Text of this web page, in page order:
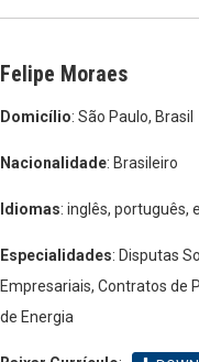
Felipe Moraes
Domicílio: São Paulo, Brasil
Nacionalidade: Brasileiro
Idiomas: inglês, português,
Especialidades: Disputas
Empresariais, Contratos de
de Energia